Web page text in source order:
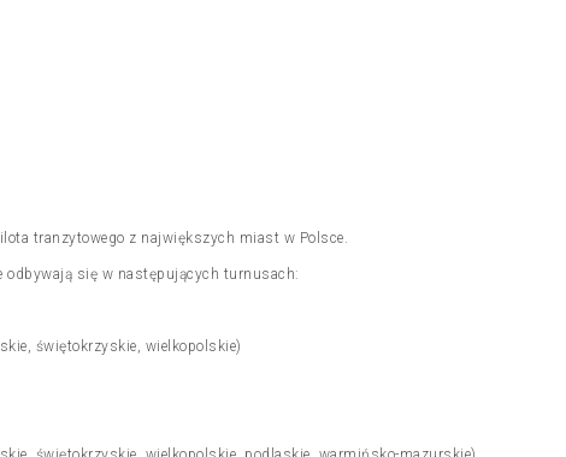
tranzytowego z największych miast w Polsce.
odbywają się w następujących turnusach:
świętokrzyskie, wielkopolskie)